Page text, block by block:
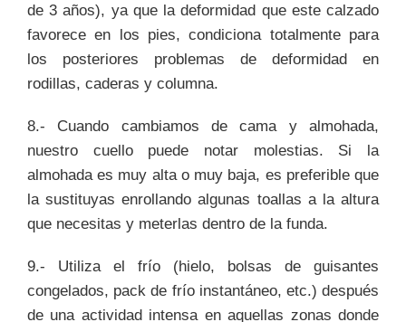
de 3 años), ya que la deformidad que este calzado
favorece en los pies, condiciona totalmente para
los posteriores problemas de deformidad en
rodillas, caderas y columna.
8.- Cuando cambiamos de cama y almohada,
nuestro cuello puede notar molestias. Si la
almohada es muy alta o muy baja, es preferible que
la sustituyas enrollando algunas toallas a la altura
que necesitas y meterlas dentro de la funda.
9.- Utiliza el frío (hielo, bolsas de guisantes
congelados, pack de frío instantáneo, etc.) después
de una actividad intensa en aquellas zonas donde